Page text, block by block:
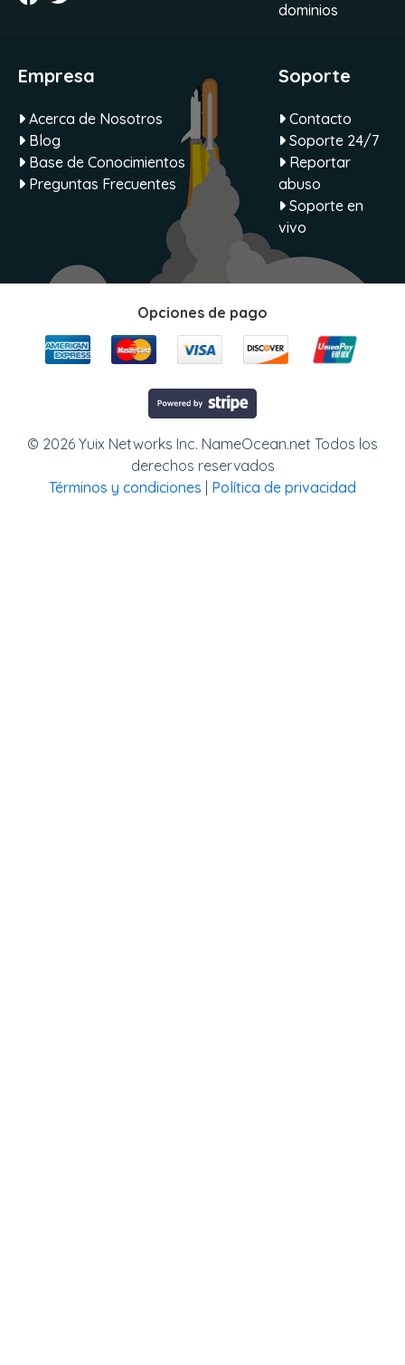
dominios
Empresa
Acerca de Nosotros
Blog
Base de Conocimientos
Preguntas Frecuentes
Soporte
Contacto
Soporte 24/7
Reportar
abuso
Soporte en
vivo
Opciones de pago
© 2026 Yuix Networks Inc. NameOcean.net Todos los
derechos reservados
Términos y condiciones
Política de privacidad